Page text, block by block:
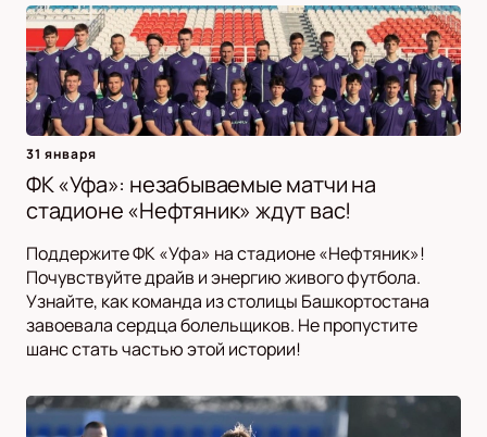
31 января
ФК «Уфа»: незабываемые матчи на
стадионе «Нефтяник» ждут вас!
Поддержите ФК «Уфа» на стадионе «Нефтяник»!
Почувствуйте драйв и энергию живого футбола.
Узнайте, как команда из столицы Башкортостана
завоевала сердца болельщиков. Не пропустите
шанс стать частью этой истории!